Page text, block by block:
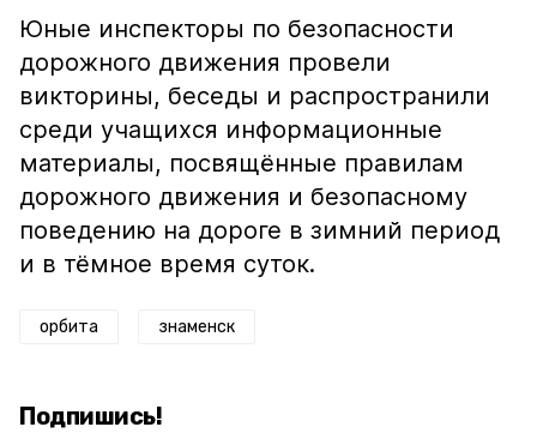
Юные инспекторы по безопасности
дорожного движения провели
викторины, беседы и распространили
среди учащихся информационные
материалы, посвящённые правилам
дорожного движения и безопасному
поведению на дороге в зимний период
и в тёмное время суток.
орбита знаменск
Подпишись!